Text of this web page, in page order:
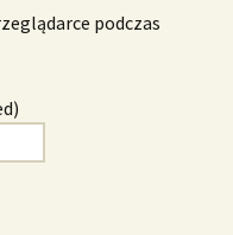
podczas